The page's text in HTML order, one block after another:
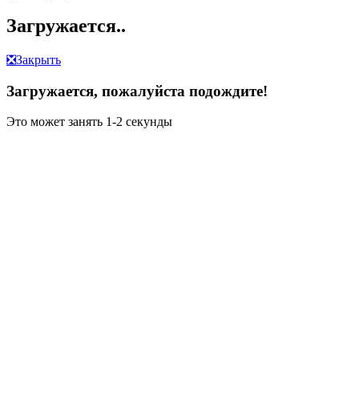
Загружается..
❎Закрыть
Загружается, пожалуйста подождите!
Это может занять 1-2 секунды